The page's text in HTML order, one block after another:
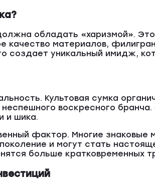
обладать «харизмой».
качество материалов,
создает уникальный имидж,
Культовая сумка
воскресного
и шика.
фактор. Многие знаковые
и могут стать
больше кратковременных